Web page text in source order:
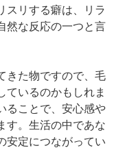
スリする癖は、リラ
然な反応の一つと言
きた物ですので、毛
ているのかもしれま
ることで、安心感や
す。生活の中であな
安定につながってい